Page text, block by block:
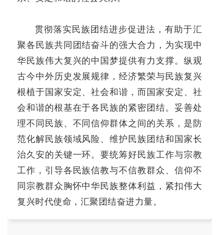
贯彻落实民族团结进步促进法，有助于汇
聚各民族共同团结奋斗的强大合力，为实现中
华民族伟大复兴的中国梦提供有力支撑。纵观
古今中外历史发展规律，经济繁荣与民族复兴
根植于国家安定、社会和谐，而国家安定、社
会和谐的根基在于各民族的紧密团结。妥善处
理不同民族、不同信仰群体之间的关系，是防
范化解民族领域风险、维护民族团结和国家长
治久安的关键一环。要统筹好民族工作与宗教
工作，引导各民族信教与不信教群众、信仰不
同宗教群众胸怀中华民族整体利益，紧扣伟大
复兴时代使命，汇聚团结奋进力量。